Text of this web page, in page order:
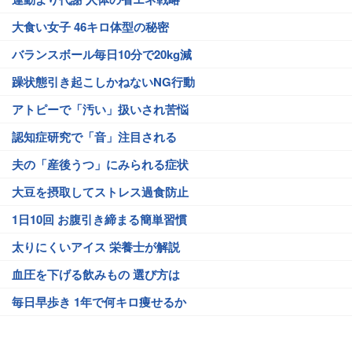
大食い女子 46キロ体型の秘密
バランスボール毎日10分で20kg減
躁状態引き起こしかねないNG行動
アトピーで「汚い」扱いされ苦悩
認知症研究で「音」注目される
夫の「産後うつ」にみられる症状
大豆を摂取してストレス過食防止
1日10回 お腹引き締まる簡単習慣
太りにくいアイス 栄養士が解説
血圧を下げる飲みもの 選び方は
毎日早歩き 1年で何キロ痩せるか